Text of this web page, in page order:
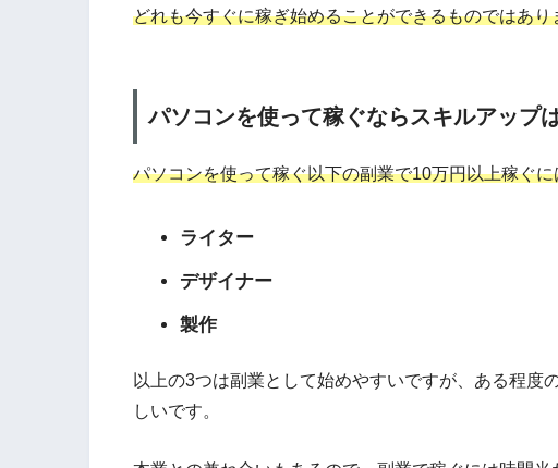
どれも今すぐに稼ぎ始めることができるものではあり
パソコンを使って稼ぐならスキルアップ
パソコンを使って稼ぐ以下の副業で10万円以上稼ぐ
ライター
デザイナー
製作
以上の3つは副業として始めやすいですが、ある程度
しいです。